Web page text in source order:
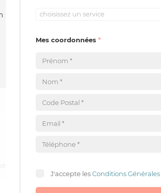
choisissez un service
Mes coordonnées
J'accepte lesConditions